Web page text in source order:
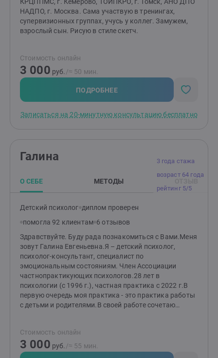
НАДПО, г. Москва. Сама участвую в тренингах,
супервизионных группах, учусь у коллег. Замужем,
взрослый сын. Рисую в стиле скетч.
Стоимость онлайн
3 000 руб. /≈ 50 мин.
ПОДРОБНЕЕ
Записаться на 20-минутную консультацию бесплатно
3 года стажа
возраст 64 года
рейтинг 5/5
Галина
О СЕБЕ МЕТОДЫ
Детский психолог диплом проверен
помогла 92 клиентам 6 отзывов
Здравствуйте. Буду рада познакомиться с Вами.Меня
зовут Галина Евгеньевна.Я – детский психолог,
психолог-консультант, специалист по
эмоциональным состояниям. Член Ассоциации
частнопрактикующих психологов.28 лет в
психологии (с 1996 г.), частная практика с 2022 г.В
первую очередь моя практика - это практика работы
с детьми и родителями.В своей работе сочетаю
подход К. Роджерса.Я постоянно совершенствую
свои навыки - осваиваю новые методы и техники,
прохожу дополнительное обучение, заканчиваю
Стоимость онлайн
3 000 руб. /≈ 55 мин.